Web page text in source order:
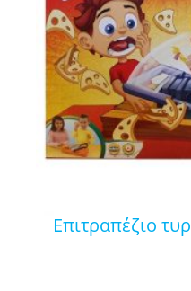
επιτραπέζιο